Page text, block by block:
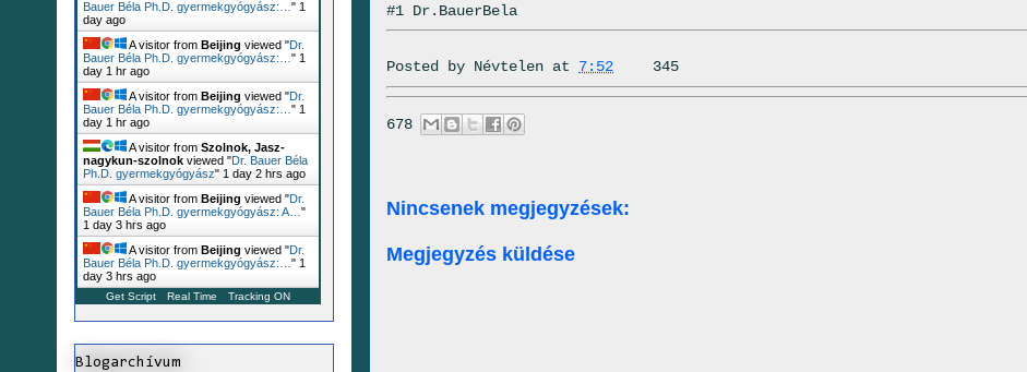
#1 Dr.BauerBela
Posted by Névtelen at 7:52 345
678
Nincsenek megjegyzések:
Megjegyzés küldése
Bauer Béla Ph.D. gyermekgyógyász:… " 1
day ago
A visitor from Beijing viewed "Dr.
Bauer Béla Ph.D. gyermekgyógyász:… " 1
day 1 hr ago
A visitor from Beijing viewed "Dr.
Bauer Béla Ph.D. gyermekgyógyász:… " 1
day 1 hr ago
A visitor from Szolnok, Jasz-
nagykun-szolnok viewed "Dr. Bauer Béla
Ph.D. gyermekgyógyász" 1 day 2 hrs ago
A visitor from Beijing viewed "Dr.
Bauer Béla Ph.D. gyermekgyógyász: A… "
1 day 3 hrs ago
A visitor from Beijing viewed "Dr.
Bauer Béla Ph.D. gyermekgyógyász:… " 1
day 3 hrs ago
Get Script Real Time Tracking ON
Blogarchívum